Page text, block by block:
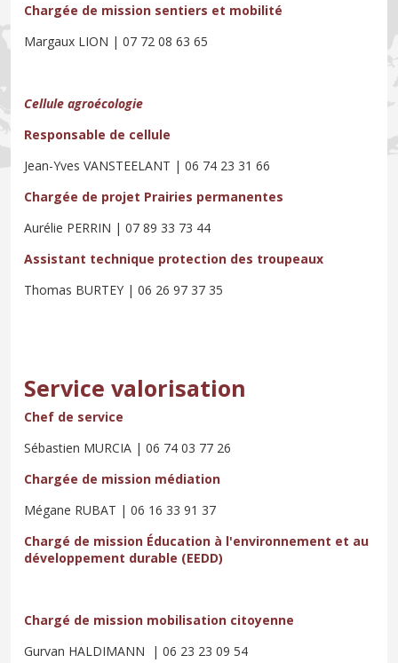
Chargée de mission sentiers et mobilité
Margaux LION | 07 72 08 63 65
Cellule agroécologie
Responsable de cellule
Jean-Yves VANSTEELANT | 06 74 23 31 66
Chargée de projet Prairies permanentes
Aurélie PERRIN | 07 89 33 73 44
Assistant technique protection des troupeaux
Thomas BURTEY | 06 26 97 37 35
Service valorisation
Chef de service
Sébastien MURCIA | 06 74 03 77 26
Chargée de mission médiation
Mégane RUBAT | 06 16 33 91 37
Chargé de mission Éducation à l'environnement et au
développement durable (EEDD)
Chargé de mission mobilisation citoyenne
Gurvan HALDIMANN
| 06 23 23 09 54